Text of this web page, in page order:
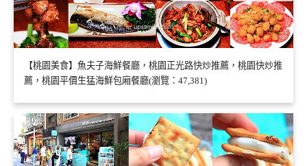
【桃園美食】魚夫子海鮮餐廳，桃園正光路快炒推薦，桃園快炒推
薦，桃園平價生猛海鮮包廂餐廳(瀏覽：47,381)